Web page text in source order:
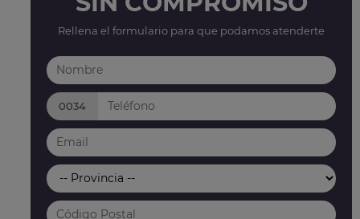
Rellena el formulario para que podamos atenderte
0034